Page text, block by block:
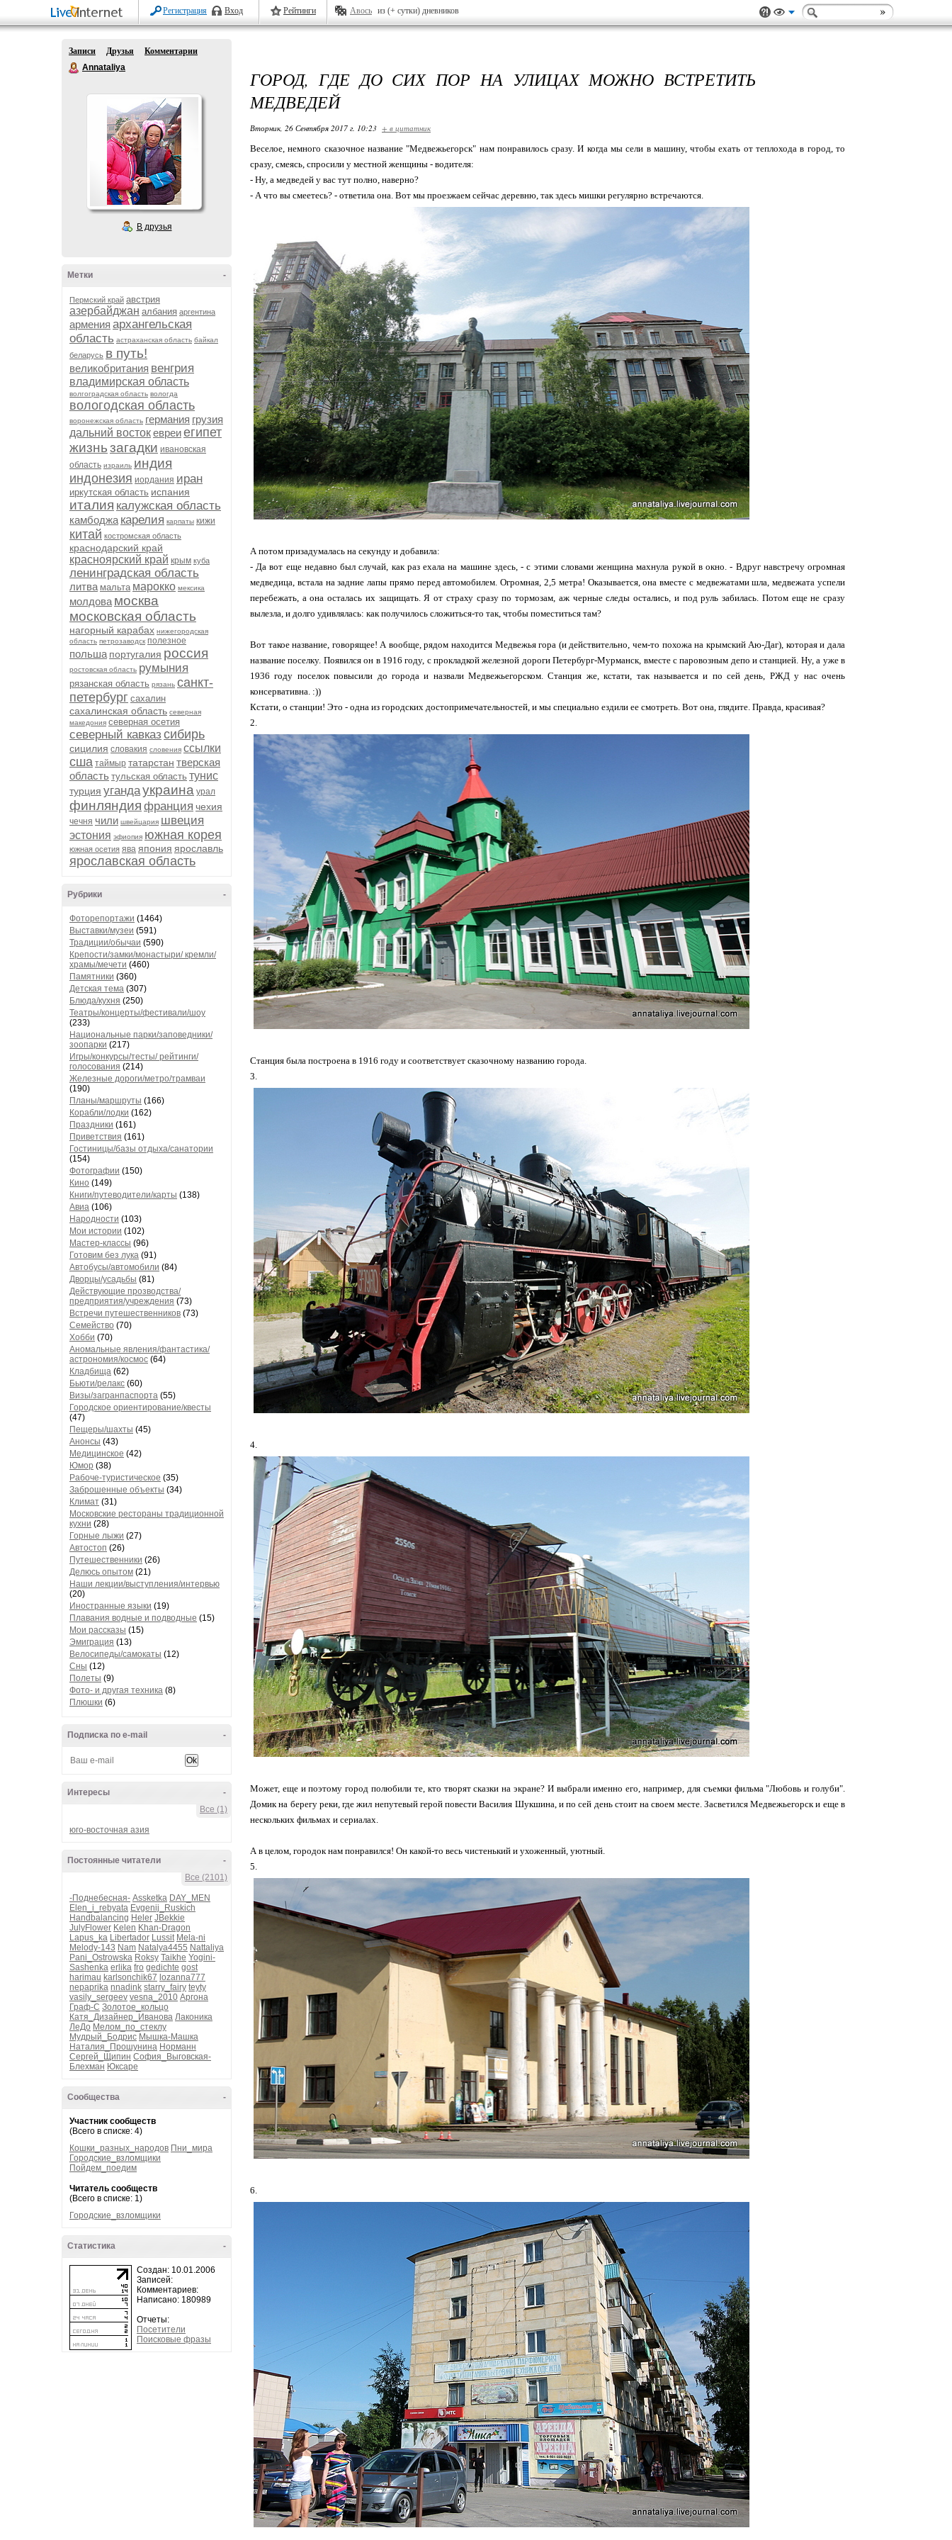
Регистрация Вход Рейтинги Авось из (+ сутки) дневников
Записи Друзья
Комментарии
Annataliya
В друзья
-
Метки
Пермский край австрия
азербайджан албания аргентина
армения архангельская
область астраханская область байкал
беларусь в путь!
великобритания венгрия
владимирская область
волгоградская область вологда
вологодская область
воронежская область германия грузия
дальний востокевреиегипет
жизньзагадки ивановская
область израиль индия
индонезия иордания иран
иркутская область испания
италия калужская область
камбоджа карелия карпаты кижи
китай костромская область
краснодарский край
красноярский край крым куба
ленинградская область
литва мальта марокко мексика
молдова москва
московская область
нагорный карабах нижегородская
область петрозаводск полезное
польша португалия россия
ростовская область румыния
рязанская область рязань санкт-
петербург сахалин
сахалинская область северная
македония северная осетия
северный кавказ сибирь
сицилия словакия словения ссылки
сша таймыр татарстан тверская
область тульская область тунис
турция угандаукраина урал
финляндия франция чехия
чечня чили швейцария швеция
эстония эфиопия южная корея
южная осетия ява япония ярославль
ярославская область
-
Рубрики
Фоторепортажи (1464)
Выставки/музеи (591)
Традиции/обычаи (590)
Крепости/замки/монастыри/ кремли/
храмы/мечети (460)
Памятники (360)
Детская тема (307)
Блюда/кухня (250)
Театры/концерты/фестивали/шоу
(233)
Национальные парки/заповедники/
зоопарки (217)
Игры/конкурсы/тесты/ рейтинги/
голосования (214)
Железные дороги/метро/трамваи
(190)
Планы/маршруты (166)
Корабли/лодки (162)
Праздники (161)
Приветствия (161)
Гостиницы/базы отдыха/санатории
(154)
Фотографии (150)
Кино (149)
Книги/путеводители/карты (138)
Авиа (106)
Народности (103)
Мои истории (102)
Мастер-классы (96)
Готовим без лука (91)
Автобусы/автомобили (84)
Дворцы/усадьбы (81)
Действующие прозводства/
предприятия/учреждения (73)
Встречи путешественников (73)
Семейство (70)
Хобби (70)
Аномальные явления/фантастика/
астрономия/космос (64)
Кладбища (62)
Бьюти/релакс (60)
Визы/загранпаспорта (55)
Городское ориентирование/квесты
(47)
Пещеры/шахты (45)
Анонсы (43)
Медицинское (42)
Юмор (38)
Рабоче-туристическое (35)
Заброшенные объекты (34)
Климат (31)
Московские рестораны традиционной
кухни (28)
Горные лыжи (27)
Автостоп (26)
Путешественники (26)
Делюсь опытом (21)
Наши лекции/выступления/интервью
(20)
Иностранные языки (19)
Плавания водные и подводные (15)
Мои рассказы (15)
Эмиграция (13)
Велосипеды/самокаты (12)
Сны (12)
Полеты (9)
Фото- и другая техника (8)
Плюшки (6)
-
Подписка по e-mail
-
Интересы
Все (1)
юго-восточная азия
-
Постоянные читатели
Все (2101)
-Поднебесная- Assketka DAY_MEN
Elen_i_rebyata Evgenij_Ruskich
Handbalancing Heler JBekkie
JulyFlower Kelen Khan-Dragon
Lapus_ka Libertador Lussit Mela-ni
Melody-143 Nam Natalya4455 Nattaliya
Pani_Ostrowska Roksy Taikhe Yogini-
Sashenka erlika fro gedichte gost
harimau karlsonchik67 lozanna777
nepaprika nnadink starry_fairy teyty
vasily_sergeev vesna_2010 Аргона
Граф-С Золотое_кольцо
Катя_Дизайнер_Иванова Лаконика
ЛеДо Мелом_по_стеклу
Мудрый_Бодрис Мышка-Машка
Наталия_Прошунина Норманн
Сергей_Щипин София_Выговская-
Блехман Юксаре
-
Сообщества
Участник сообществ
(Всего в списке: 4)
Кошки_разных_народов Пни_мира
Городские_взломщики
Пойдем_поедим
Читатель сообществ
(Всего в списке: 1)
Городские_взломщики
-
Статистика
Создан: 10.01.2006
Записей:
Комментариев:
Написано: 180989
Отчеты:
Посетители
Поисковые фразы
ГОРОД, ГДЕ ДО СИХ ПОР НА УЛИЦАХ МОЖНО ВСТРЕТИТЬ
МЕДВЕДЕЙ
Вторник, 26 Сентября 2017 г. 10:23 + в цитатник
Веселое, немного сказочное название "Медвежьегорск" нам понравилось сразу. И когда мы сели в машину, чтобы ехать от теплохода в город, то
сразу, смеясь, спросили у местной женщины - водителя:
- Ну, а медведей у вас тут полно, наверно?
- А что вы смеетесь? - ответила она. Вот мы проезжаем сейчас деревню, так здесь мишки регулярно встречаются.
А потом призадумалась на секунду и добавила:
- Да вот еще недавно был случай, как раз ехала на машине здесь, - с этими словами женщина махнула рукой в окно. - Вдруг навстречу огромная
медведица, встала на задние лапы прямо перед автомобилем. Огромная, 2,5 метра! Оказывается, она вместе с медвежатами шла, медвежата успели
перебежать, а она осталась их защищать. Я от страху сразу по тормозам, аж черные следы остались, и под руль забилась. Потом еще не сразу
вылезла, и долго удивлялась: как получилось сложиться-то так, чтобы поместиться там?
Вот такое название, говорящее! А вообще, рядом находится Медвежья гора (и действительно, чем-то похожа на крымский Аю-Даг), которая и дала
название поселку. Появился он в 1916 году, с прокладкой железной дороги Петербург-Мурманск, вместе с паровозным депо и станцией. Ну, а уже в
1936 году поселок повысили до города и назвали Медвежьегорском. Станция же, кстати, так называется и по сей день, РЖД у нас очень
консервативна. :))
Кстати, о станции! Это - одна из городских достопримечательностей, и мы специально ездили ее смотреть. Вот она, глядите. Правда, красивая?
2.
Станция была построена в 1916 году и соответствует сказочному названию города.
3.
4.
Может, еще и поэтому город полюбили те, кто творят сказки на экране? И выбрали именно его, например, для съемки фильма "Любовь и голуби".
Домик на берегу реки, где жил непутевый герой повести Василия Шукшина, и по сей день стоит на своем месте. Засветился Медвежьегорск и еще в
нескольких фильмах и сериалах.
А в целом, городок нам понравился! Он какой-то весь чистенький и ухоженный, уютный.
5.
6.